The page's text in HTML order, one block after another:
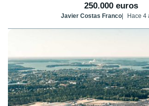
250.000 euros
Javier Costas Franco Hace 4